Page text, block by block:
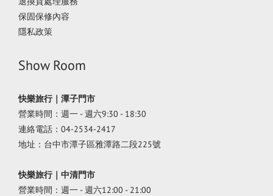
保固保修內容
隱私政策
Show Room
快樂旅行｜潭子門市
營業時間：週一 - 週六9:30 - 18:30
連絡電話：04-2534-2417
地址：台中市潭子區雅潭路二段225號
快樂旅行｜中清門市
營業時間：週一 - 週六12:00 - 21:00